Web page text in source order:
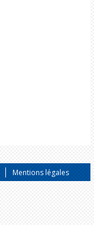
Mentions légales